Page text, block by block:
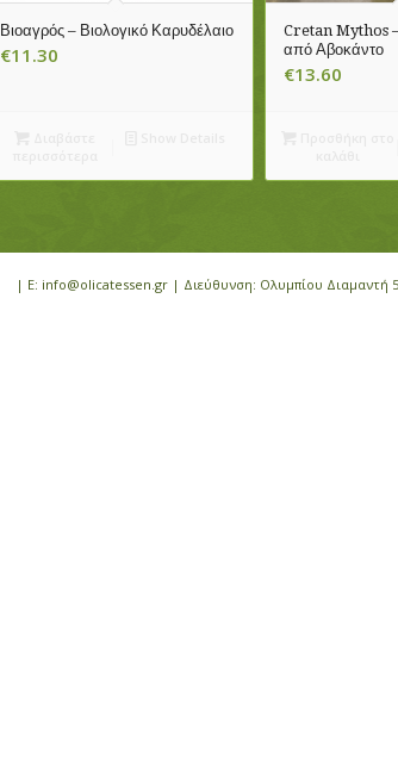
Βιοαγρός – Βιολογικό Καρυδέλαιο
€11.30
Cretan Mythos –
από Αβοκάντο
€13.60
| E: info@olicatessen.gr | Διεύθυνση: Ολυμπίου Διαμαντή